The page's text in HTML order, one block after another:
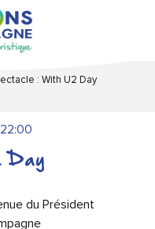
: With U2 Day
Day
du Président